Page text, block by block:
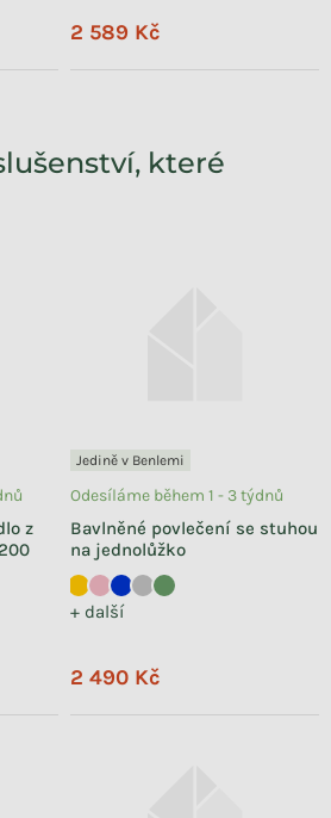
2 589 Kč
které
z
Jedině v Benlemi
Bavlněné povlečení se stuhou
na jednolůžko
+ další
Odesíláme během 1 - 3 týdnů
2 490 Kč